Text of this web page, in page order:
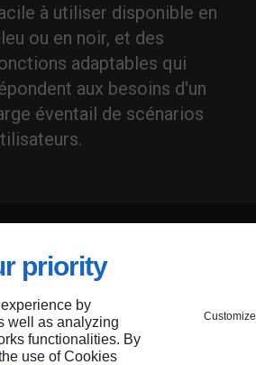
priority
by
well as analyzing
functionalities. By
use of Cookies
Customize
à utiliser disponible en
ou en noir, et des
adaptables qui
aux besoins d'un
éventail de scénarios
MONOPHASÉS
SOLPLANET 3kW